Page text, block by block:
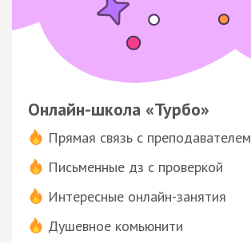
Онлайн-школа «Турбо»
Прямая связь с преподавателем
Письменные дз с проверкой
Интересные онлайн-занятия
Душевное комьюнити